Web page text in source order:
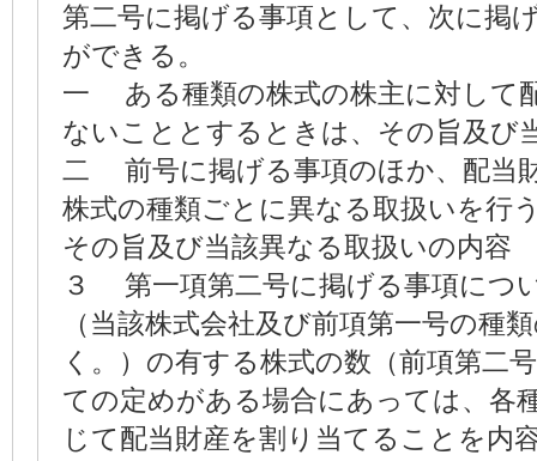
第二号に掲げる事項として、次に掲
ができる。
一 ある種類の株式の株主に対して
ないこととするときは、その旨及び
二 前号に掲げる事項のほか、配当
株式の種類ごとに異なる取扱いを行
その旨及び当該異なる取扱いの内容
３ 第一項第二号に掲げる事項につ
（当該株式会社及び前項第一号の種
く。）の有する株式の数（前項第二
ての定めがある場合にあっては、各
じて配当財産を割り当てることを内